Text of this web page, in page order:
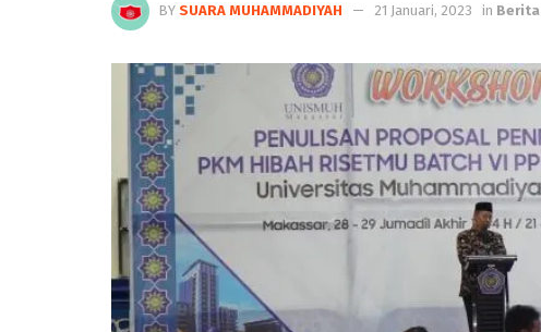
BY SUARA MUHAMMADIYAH 21 Januari, 2023 in Berita